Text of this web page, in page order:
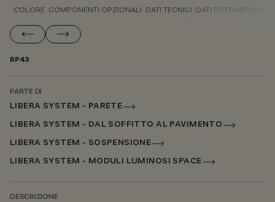
COLORE COMPONENTI OPZIONALI DATI TECNICI DATI FOTOMETRICI
RP43
PARTE DI
LIBERA SYSTEM - PARETE
LIBERA SYSTEM - DAL SOFFITTO AL PAVIMENTO
LIBERA SYSTEM - SOSPENSIONE
LIBERA SYSTEM - MODULI LUMINOSI SPACE
DESCRIZIONE